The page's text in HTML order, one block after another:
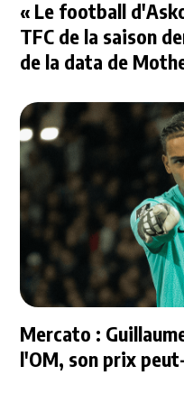
« Le football
TFC de la saison
de la data de
Mercato :
l'OM, son prix